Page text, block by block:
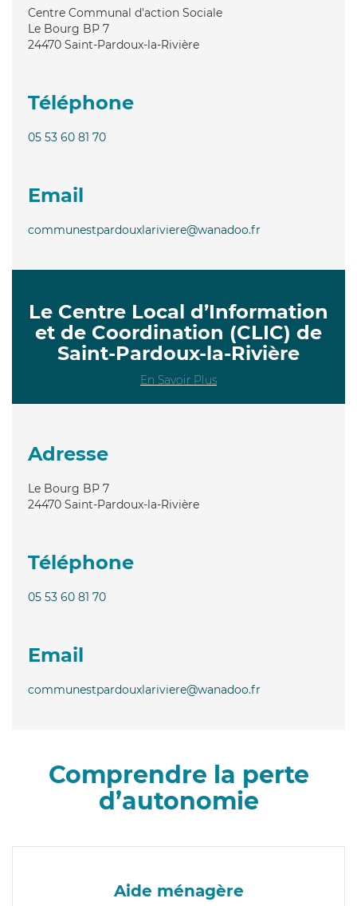
Centre Communal d'action Sociale
Le Bourg BP 7
24470 Saint-Pardoux-la-Rivière
Téléphone
05 53 60 81 70
Email
communestpardouxlariviere@wanadoo.fr
Le Centre Local d’Information
et de Coordination (CLIC) de
Saint-Pardoux-la-Rivière
En Savoir Plus
Adresse
Le Bourg BP 7
24470 Saint-Pardoux-la-Rivière
Téléphone
05 53 60 81 70
Email
communestpardouxlariviere@wanadoo.fr
Comprendre la perte
d’autonomie
Aide ménagère